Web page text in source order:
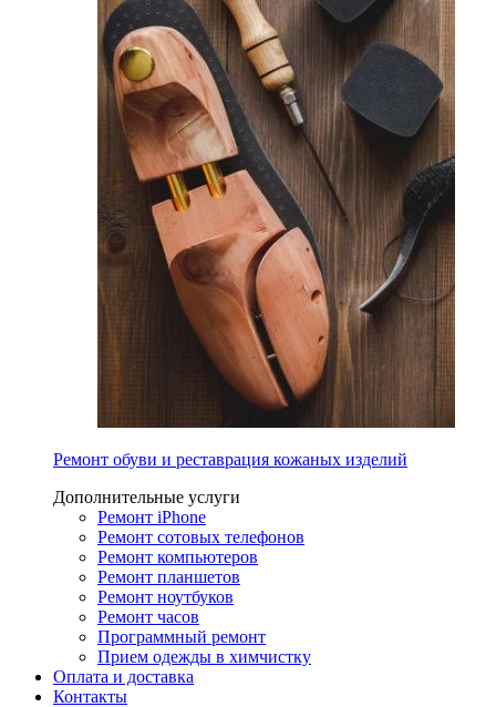
Ремонт обуви и реставрация кожаных изделий
Дополнительные услуги
Ремонт iPhone
Ремонт сотовых телефонов
Ремонт компьютеров
Ремонт планшетов
Ремонт ноутбуков
Ремонт часов
Программный ремонт
Прием одежды в химчистку
Оплата и доставка
Контакты